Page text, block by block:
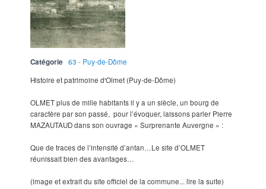
Catégorie
63 - Puy-de-Dôme
Histoire et patrimoine d'Olmet (Puy-de-Dôme)
OLMET plus de mille habitants il y a un siècle, un bourg de
caractère par son passé, pour l’évoquer, laissons parler Pierre
MAZAUTAUD dans son ouvrage « Surprenante Auvergne » :
Que de traces de l’intensité d’antan…Le site d’OLMET
réunissait bien des avantages…
(image et extrait du site officiel de la commune... lire la suite)